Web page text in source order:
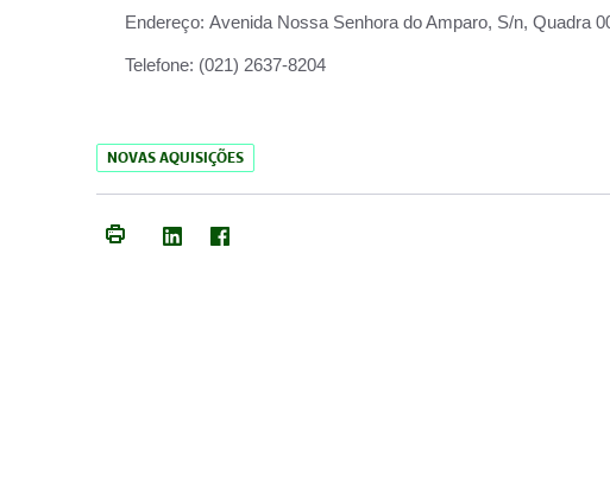
Endereço: Avenida Nossa Senhora do Amparo, S/n, Quadra
Telefone: (021) 2637-8204
NOVAS AQUISIÇÕES